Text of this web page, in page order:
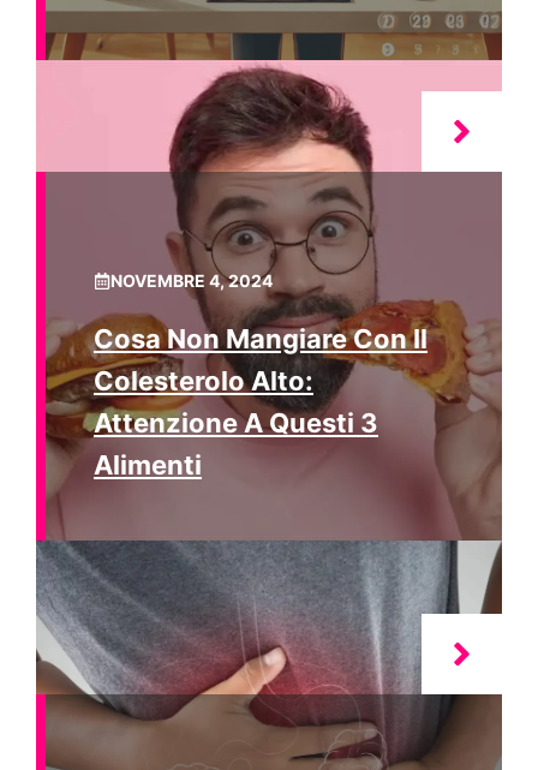
NOVEMBRE 4, 2024
Cosa Non Mangiare Con Il
Colesterolo Alto:
Attenzione A Questi 3
Alimenti